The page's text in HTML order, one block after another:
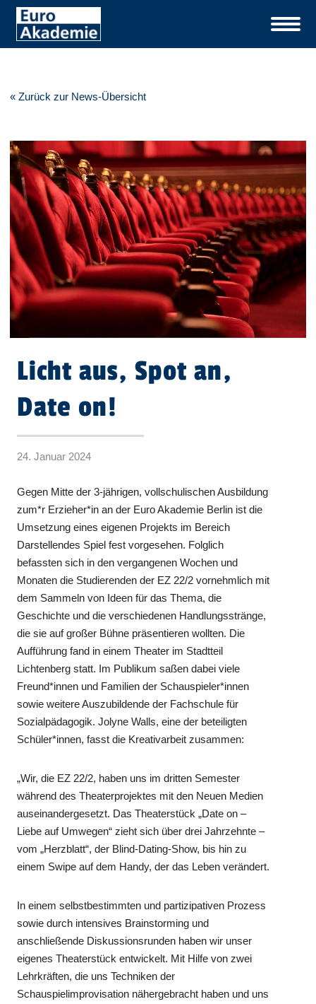
« Zurück zur News-Übersicht
Licht aus, Spot an,
Date on!
24. Januar 2024
Gegen Mitte der 3-jährigen, vollschulischen Ausbildung
zum*r Erzieher*in an der Euro Akademie Berlin ist die
Umsetzung eines eigenen Projekts im Bereich
Darstellendes Spiel fest vorgesehen. Folglich
befassten sich in den vergangenen Wochen und
Monaten die Studierenden der EZ 22/2 vornehmlich mit
dem Sammeln von Ideen für das Thema, die
Geschichte und die verschiedenen Handlungsstränge,
die sie auf großer Bühne präsentieren wollten. Die
Aufführung fand in einem Theater im Stadtteil
Lichtenberg statt. Im Publikum saßen dabei viele
Freund*innen und Familien der Schauspieler*innen
sowie weitere Auszubildende der Fachschule für
Sozialpädagogik. Jolyne Walls, eine der beteiligten
Schüler*innen, fasst die Kreativarbeit zusammen:
„Wir, die EZ 22/2, haben uns im dritten Semester
während des Theaterprojektes mit den Neuen Medien
auseinandergesetzt. Das Theaterstück „Date on –
Liebe auf Umwegen“ zieht sich über drei Jahrzehnte –
vom „Herzblatt“, der Blind-Dating-Show, bis hin zu
einem Swipe auf dem Handy, der das Leben verändert.
In einem selbstbestimmten und partizipativen Prozess
sowie durch intensives Brainstorming und
anschließende Diskussionsrunden haben wir unser
eigenes Theaterstück entwickelt. Mit Hilfe von zwei
Lehrkräften, die uns Techniken der
Schauspielimprovisation nähergebracht haben und uns